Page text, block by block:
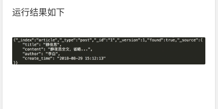
运行结果如下